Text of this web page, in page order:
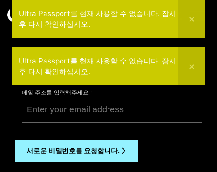
2025년 9월 20일
비밀번호 재설정
메일 주소를 입력해주세요.:
새로운 비밀번호를 요청합니다.
Ultra Passport를 현재 사용할 수 없습니다. 잠시
후 다시 확인하십시오.
Ultra Passport를 현재 사용할 수 없습니다. 잠시
후 다시 확인하십시오.